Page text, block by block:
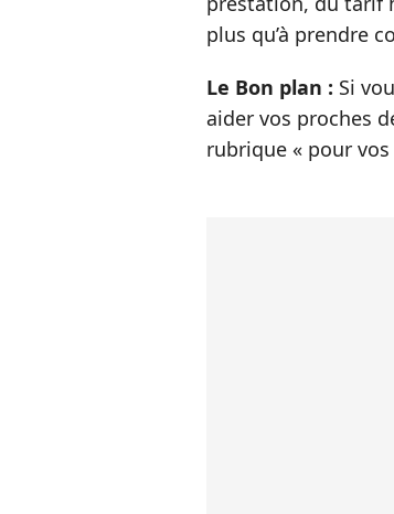
plus qu’à prendre
Le Bon plan : Si
aider vos proches
rubrique « pour